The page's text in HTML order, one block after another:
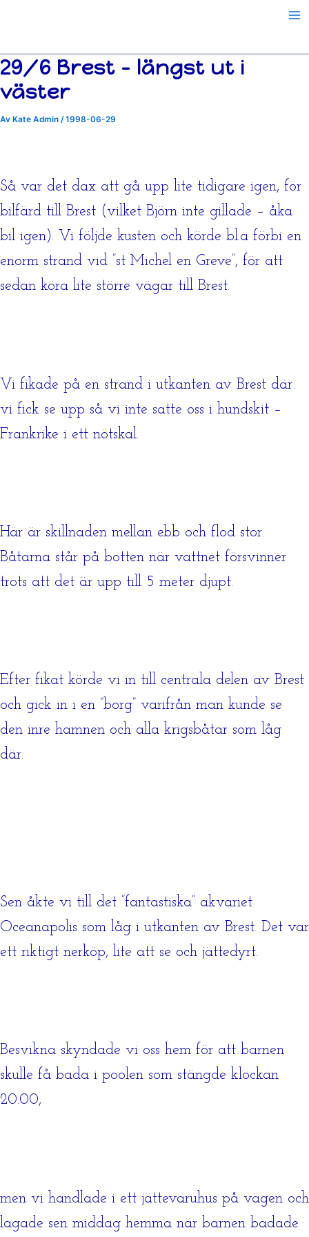
29/6 Brest – längst ut i
väster
Av Kate Admin /1998-06-29
Så var det dax att gå upp lite tidigare igen, för
bilfärd till Brest (vilket Björn inte gillade – åka
bil igen). Vi följde kusten och körde bl.a förbi en
enorm strand vid ”st Michel en Greve”, för att
sedan köra lite större vägar till Brest.
Vi fikade på en strand i utkanten av Brest där
vi fick se upp så vi inte satte oss i hundskit –
Frankrike i ett nötskal.
Här är skillnaden mellan ebb och flod stor.
Båtarna står på botten när vattnet försvinner
trots att det är upp till 5 meter djupt.
Efter fikat körde vi in till centrala delen av Brest
och gick in i en ”borg” varifrån man kunde se
den inre hamnen och alla krigsbåtar som låg
där.
Sen åkte vi till det ”fantastiska” akvariet
Oceanapolis som låg i utkanten av Brest. Det var
ett riktigt nerköp, lite att se och jättedyrt.
Besvikna skyndade vi oss hem för att barnen
skulle få bada i poolen som stängde klockan
20.00,
men vi handlade i ett jättevaruhus på vägen och
lagade sen middag hemma när barnen badade.